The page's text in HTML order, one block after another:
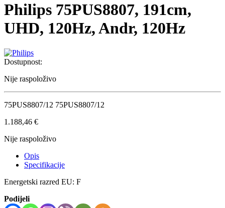
Philips 75PUS8807, 191cm,
UHD, 120Hz, Andr, 120Hz
Dostupnost:
Nije raspoloživo
75PUS8807/12 75PUS8807/12
1.188,46 €
Nije raspoloživo
Opis
Specifikacije
Energetski razred EU: F
Podijeli